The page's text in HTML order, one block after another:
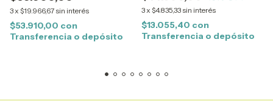
3x $19.966,67 sin interés
$53.910,00 con
Transferencia o depósito
3x $4.835,33 sin interés
$13.055,40 con
Transferencia o depósito